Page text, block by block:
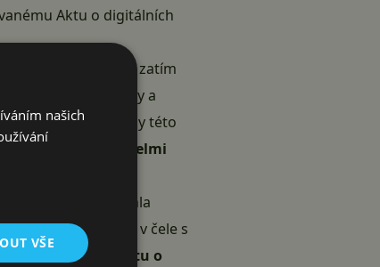
Aktu o digitálních
třetích stran. To zatím
S více obchody a
Technické detaily této
instalace by si velmi
by si možná mohla
vývojářů v čele s
co jí v rámci Aktu o
našich
VŠE